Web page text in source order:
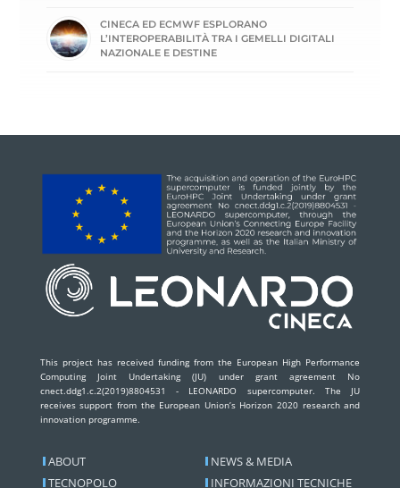
CINECA ED ECMWF ESPLORANO
L’INTEROPERABILITÀ TRA I GEMELLI DIGITALI
NAZIONALE E DESTINE
This project has received funding from the European High Performance
Computing Joint Undertaking (JU) under grant agreement No
cnect.ddg1.c.2(2019)8804531 - LEONARDO supercomputer. The JU
receives support from the European Union’s Horizon 2020 research and
innovation programme.
ABOUT
NEWS & MEDIA
TECNOPOLO
INFORMAZIONI TECNICHE